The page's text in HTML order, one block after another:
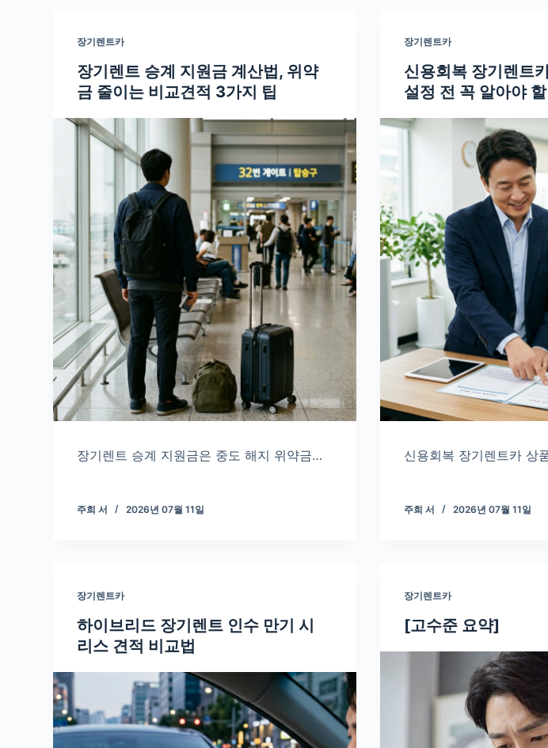
장기렌트카
장기렌트 승계 지원금 계산법, 위약
금 줄이는 비교견적 3가지 팁
장기렌트 승계 지원금은 중도 해지 위약금…
주희 서 2026년 07월 11일
장기렌트카
신용회복 장기렌트
설정 전 꼭 알아야
신용회복 장기렌트카 상
주희 서 2026년 07월 11일
장기렌트카
하이브리드 장기렌트 인수 만기 시
리스 견적 비교법
장기렌트카
[고수준 요약]